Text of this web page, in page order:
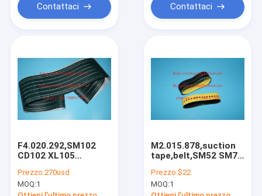
Contattaci Contattaci
F4.020.292,SM102
CD102 XL105
tape,feeder table
belt,28002101.3mm,high
Prezzo:270usd
MOQ:1
M2.015.878,suction
tape,belt,SM52 SM74
belt,high quality
replacement spare
Prezzo:$22
MOQ:1